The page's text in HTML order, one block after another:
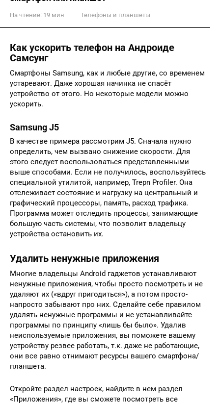
На чтение: 19 мин Телефоны и планшеты
Как ускорить телефон на Андроиде
Самсунг
Смартфоны Samsung, как и любые другие, со временем
устаревают. Даже хорошая начинка не спасёт
устройство от этого. Но некоторые модели можно
ускорить.
Samsung J5
В качестве примера рассмотрим J5. Сначала нужно
определить, чем вызвано снижение скорости. Для
этого следует воспользоваться представленными
выше способами. Если не получилось, воспользуйтесь
специальной утилитой, например, Trepn Profiler. Она
отслеживает состояние и нагрузку на центральный и
графический процессоры, память, расход трафика.
Программа может отследить процессы, занимающие
большую часть системы, что позволит владельцу
устройства остановить их.
Удалить ненужные приложения
Многие владельцы Android гаджетов устанавливают
ненужные приложения, чтобы просто посмотреть и не
удаляют их («вдруг пригодиться»), а потом просто-
напросто забывают про них. Сделайте себе правилом
удалять ненужные программы и не устанавливайте
программы по принципу «лишь бы было». Удалив
неиспользуемые приложения, вы поможете вашему
устройству резвее работать, т.к. даже не работающие,
они все равно отнимают ресурсы вашего смартфона/
планшета.
Откройте раздел настроек, найдите в нем раздел
«Приложения», где вы сможете посмотреть все